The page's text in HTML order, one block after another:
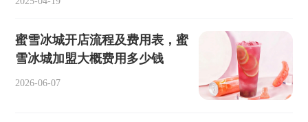
蜜雪冰城开店流程及费用表，蜜
雪冰城加盟大概费用多少钱
2026-06-07